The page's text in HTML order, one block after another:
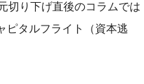
切り下げ直後のコラムでは
ピタルフライト（資本逃